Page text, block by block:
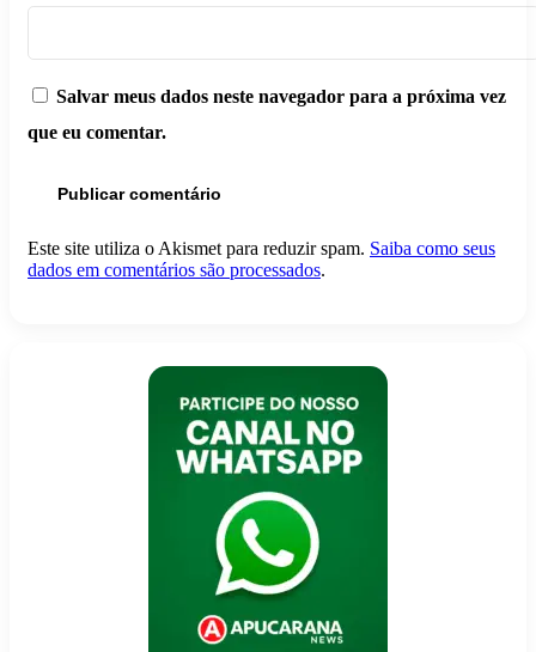
Salvar meus dados neste navegador para a próxima vez
que eu comentar.
Este site utiliza o Akismet para reduzir spam. Saiba como seus
dados em comentários são processados.